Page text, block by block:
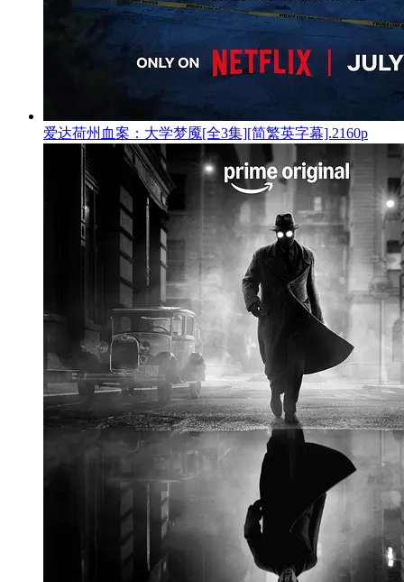
爱达荷州血案：大学梦魇[全3集][简繁英字幕].2160p